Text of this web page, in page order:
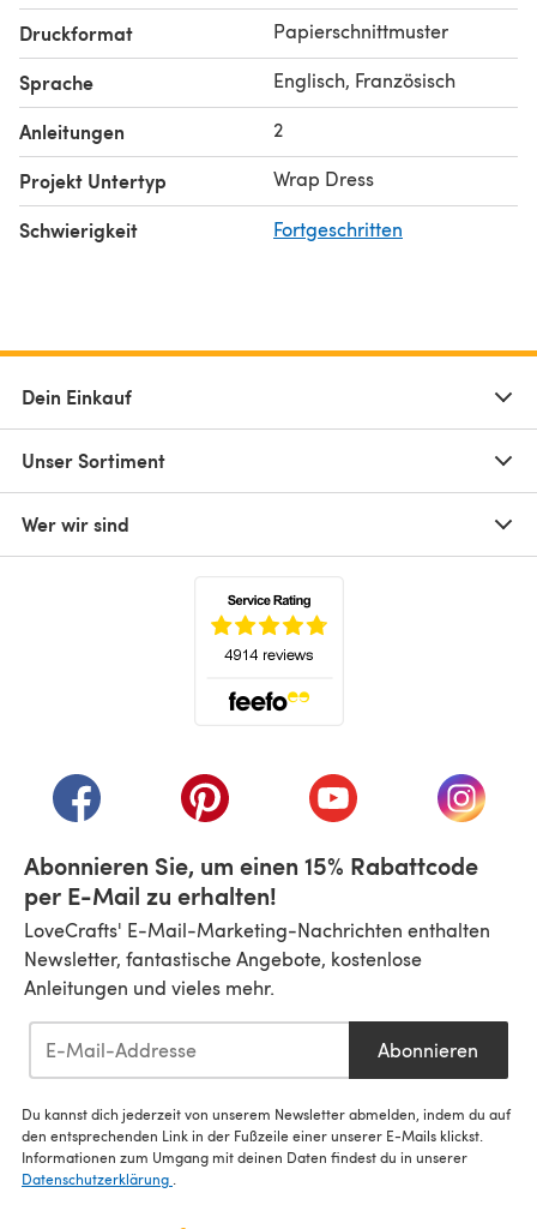
Druckformat Papierschnittmuster
Sprache Englisch, Französisch
Anleitungen 2
Projekt Untertyp Wrap Dress
Schwierigkeit Fortgeschritten
Dein Einkauf
Unser Sortiment
Wer wir sind
(öffnet sich in einem neuen Tab)
(öffnet sich in einem neuen Tab)
(öffnet sich in einem
(öffnet
Abonnieren Sie, um einen 15% Rabattcode
per E-Mail zu erhalten!
LoveCrafts' E-Mail-Marketing-Nachrichten enthalten
Newsletter, fantastische Angebote, kostenlose
Anleitungen und vieles mehr.
Abonnieren
Du kannst dich jederzeit von unserem Newsletter abmelden, indem du auf
den entsprechenden Link in der Fußzeile einer unserer E-Mails klickst.
Informationen zum Umgang mit deinen Daten findest du in unserer
Datenschutzerklärung